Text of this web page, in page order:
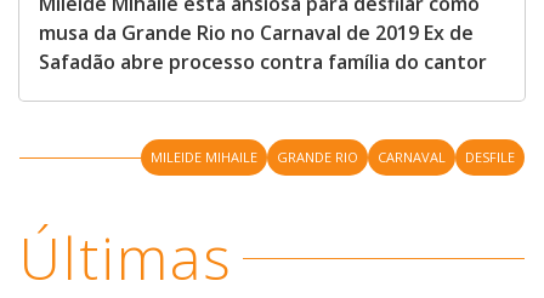
musa da Grande Rio no Carnaval de 2019 Ex de
Safadão abre processo contra família do cantor
MILEIDE MIHAILE GRANDE RIO CARNAVAL DESFILE
Últimas